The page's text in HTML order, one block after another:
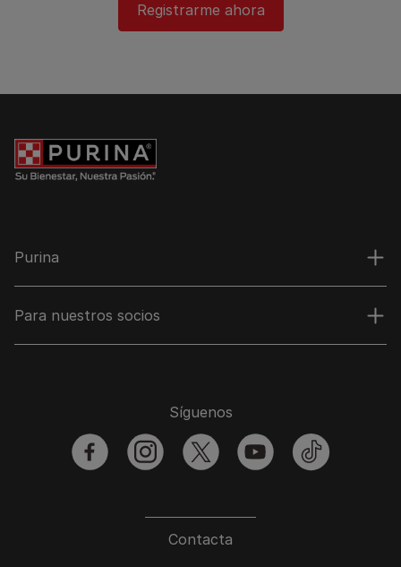
Registrarme ahora​
Purina
Para nuestros socios
Contacta
Síguenos
facebookinstagramtwitter youtubetiktok